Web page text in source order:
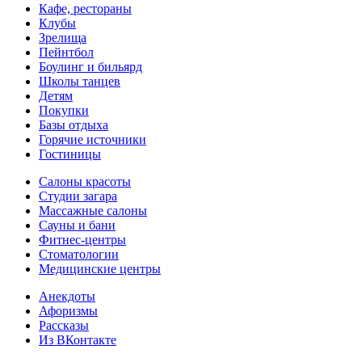
Кафе, рестораны
Клубы
Зрелища
Пейнтбол
Боулинг и бильярд
Школы танцев
Детям
Покупки
Базы отдыха
Горячие источники
Гостиницы
Салоны красоты
Студии загара
Массажные салоны
Сауны и бани
Фитнес-центры
Стоматологии
Медицинские центры
Анекдоты
Афоризмы
Рассказы
Из ВКонтакте